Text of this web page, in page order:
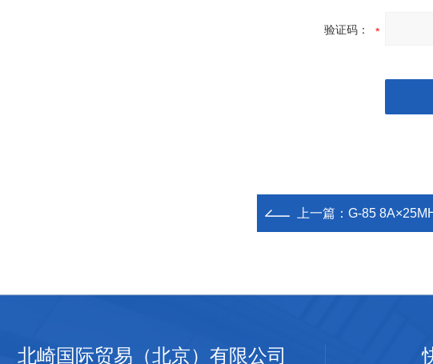
验证码：
上一篇： G-85
北崎国际贸易（北京）有限公司